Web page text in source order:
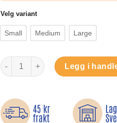
Velg variant
Small Medium Large
Veskeinnlegg – Unngå rot i
Legg i